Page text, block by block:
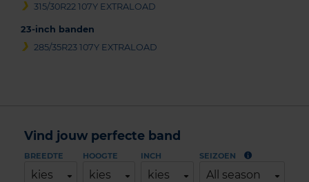
315/30R22 107Y EXTRALOAD
23-inch banden
285/35R23 107Y EXTRALOAD
Vind jouw perfecte band
BREEDTE
kies
HOOGTE
kies
INCH
kies
SEIZOEN
All season